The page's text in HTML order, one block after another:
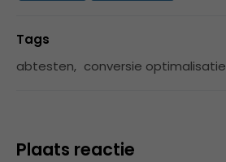
Tags
abtesten, conversie optimalisatie
Plaats reactie